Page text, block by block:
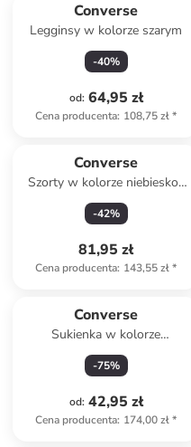
Converse
Legginsy w kolorze szarym
-40%
od: 64,95 zł
Cena producenta: 108,75 zł*
Converse
Szorty w kolorze niebiesko-
czerwonym
-42%
81,95 zł
Cena producenta: 143,55 zł*
Converse
Sukienka w kolorze
turkusowym
-75%
od: 42,95 zł
Cena producenta: 174,00 zł*